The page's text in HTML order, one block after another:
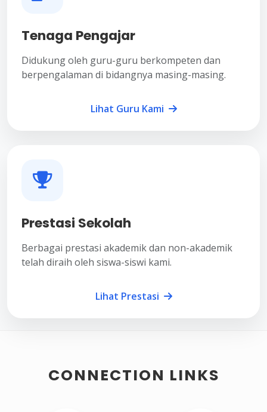
Tenaga Pengajar
Didukung oleh guru-guru berkompeten dan
berpengalaman di bidangnya masing-masing.
Lihat Guru Kami
Prestasi Sekolah
Berbagai prestasi akademik dan non-akademik
telah diraih oleh siswa-siswi kami.
Lihat Prestasi
CONNECTION LINKS